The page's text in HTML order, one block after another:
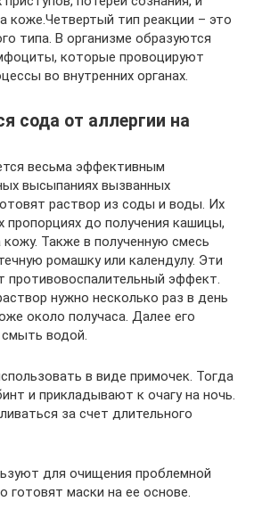
коже.Четвертый тип реакции – это
типа. В организме образуются
которые провоцируют
во внутренних органах.
сода от аллергии на
весьма эффективным
высыпаниях вызванных
раствор из соды и воды. Их
до получения кашицы,
Также в полученную смесь
ромашку или календулу. Эти
противовоспалительный эффект.
нужно несколько раз в день
около получаса. Далее его
водой.
в виде примочек. Тогда
и прикладывают к очагу на ночь.
за счет длительного
для очищения проблемной
готовят маски на ее основе.